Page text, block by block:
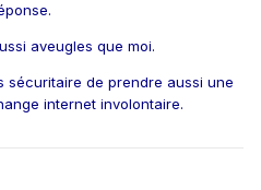
aveugles que moi.
sécuritaire de prendre aussi une
internet involontaire.